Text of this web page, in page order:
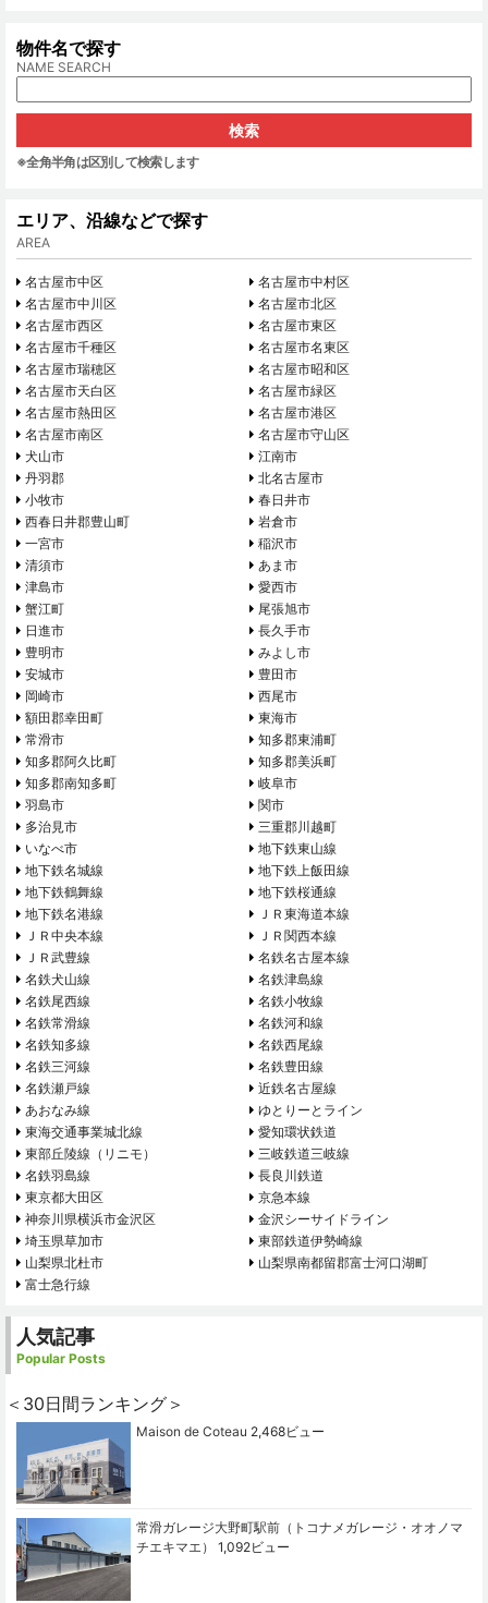
物件名で探す
NAME SEARCH
※全角半角は区別して検索します
エリア、沿線などで探す
AREA
名古屋市中区
名古屋市中村区
名古屋市中川区
名古屋市北区
名古屋市西区
名古屋市東区
名古屋市千種区
名古屋市名東区
名古屋市瑞穂区
名古屋市昭和区
名古屋市天白区
名古屋市緑区
名古屋市熱田区
名古屋市港区
名古屋市南区
名古屋市守山区
犬山市
江南市
丹羽郡
北名古屋市
小牧市
春日井市
西春日井郡豊山町
岩倉市
一宮市
稲沢市
清須市
あま市
津島市
愛西市
蟹江町
尾張旭市
日進市
長久手市
豊明市
みよし市
安城市
豊田市
岡崎市
西尾市
額田郡幸田町
東海市
常滑市
知多郡東浦町
知多郡阿久比町
知多郡美浜町
知多郡南知多町
岐阜市
羽島市
関市
多治見市
三重郡川越町
いなべ市
地下鉄東山線
地下鉄名城線
地下鉄上飯田線
地下鉄鶴舞線
地下鉄桜通線
地下鉄名港線
ＪＲ東海道本線
ＪＲ中央本線
ＪＲ関西本線
ＪＲ武豊線
名鉄名古屋本線
名鉄犬山線
名鉄津島線
名鉄尾西線
名鉄小牧線
名鉄常滑線
名鉄河和線
名鉄知多線
名鉄西尾線
名鉄三河線
名鉄豊田線
名鉄瀬戸線
近鉄名古屋線
あおなみ線
ゆとりーとライン
東海交通事業城北線
愛知環状鉄道
東部丘陵線（リニモ）
三岐鉄道三岐線
名鉄羽島線
長良川鉄道
東京都大田区
京急本線
神奈川県横浜市金沢区
金沢シーサイドライン
埼玉県草加市
東部鉄道伊勢崎線
山梨県北杜市
山梨県南都留郡富士河口湖町
富士急行線
人気記事
Popular Posts
＜30日間ランキング＞
Maison de Coteau 2,468ビュー
常滑ガレージ大野町駅前（トコナメガレージ・オオノマ
チエキマエ）
1,092ビュー